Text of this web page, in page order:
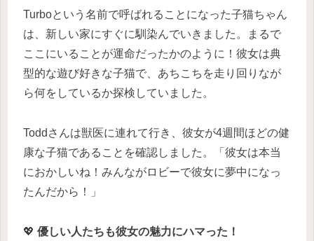
Turboという名前で呼ばれることになった子猫ちゃん
は、新しい家にすぐに馴染んでいきました。まるで
ここにいることが運命だったかのように！彼女は典
型的な遊び好きな子猫で、あちこちを走り回りなが
ら何をしているか探検していました。
Toddさんは獣医に連れて行き、彼女が4週間ほどの健
康な子猫であることを確認しました。「彼女は本当
におかしいね！みんながロビーで彼女に夢中になっ
たんだから！」
💖 優しい人たちも彼女の魅力にハマった！